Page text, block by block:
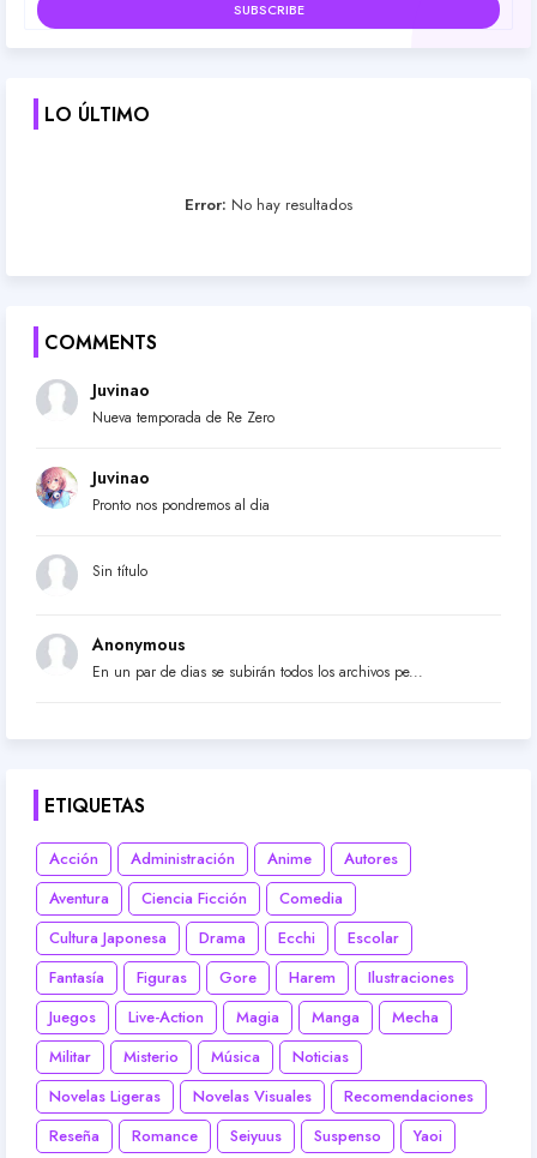
LO ÚLTIMO
Error: No hay resultados
COMMENTS
Juvinao
Nueva temporada de Re Zero
Juvinao
Pronto nos pondremos al dia
Sin título
Anonymous
En un par de dias se subirán todos los archivos pe...
ETIQUETAS
Acción Administración Anime
Autores
Aventura
Ciencia Ficción
Comedia
Cultura Japonesa
Drama Ecchi
Escolar
Fantasía
Figuras Gore Harem
Ilustraciones
Juegos
Live-Action Magia Manga
Mecha
Militar
Misterio Música
Noticias
Novelas Ligeras
Novelas Visuales
Recomendaciones
Reseña
Romance Seiyuus Suspenso
Yaoi